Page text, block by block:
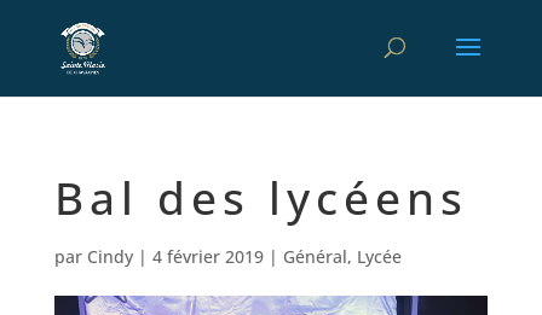
Bal des lycéens
par Cindy| 4 février 2019| Général, Lycée